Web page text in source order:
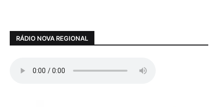
RÁDIO NOVA REGIONAL